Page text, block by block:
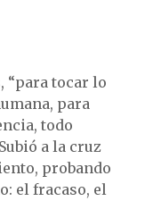
“para tocar lo
para
todo
a la cruz
probando
el fracaso, el